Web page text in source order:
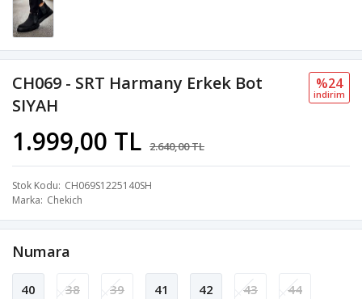
CH069 - SRT Harmany Erkek Bot
SIYAH
1.999,00 TL 2.640,00 TL
%24
i̇ndi̇ri̇m
Stok Kodu CH069S1225140SH
Marka Chekich
Numara
40 38 39 41 42 43 44